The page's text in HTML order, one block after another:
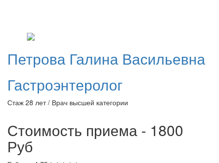
Петрова Галина Васильевна
Гастроэнтеролог
Стаж 28 лет / Врач высшей категории
Стоимость приема - 1800
Руб